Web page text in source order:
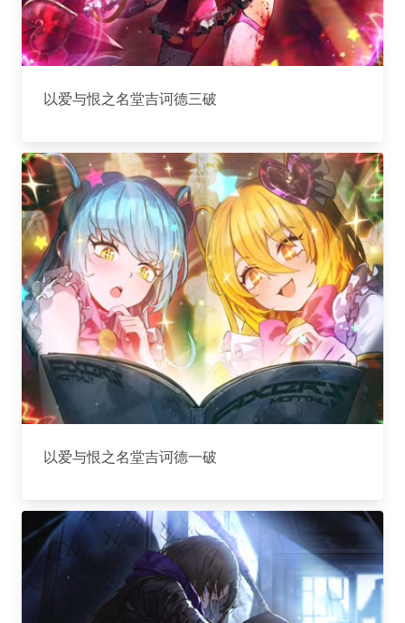
以爱与恨之名堂吉诃德三破
以爱与恨之名堂吉诃德一破